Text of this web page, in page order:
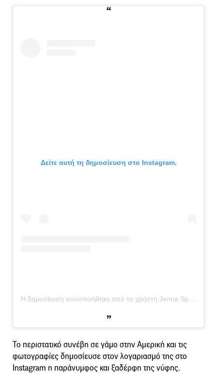
Δείτε αυτή τη δημοσίευση στο Instagram.
Το περιστατικό συνέβη σε γάμο στην Αμερική και τις
φωτογραφίες δημοσίευσε στον λογαριασμό της στο
Instagram η παράνυμφος και ξαδέρφη της νύφης.